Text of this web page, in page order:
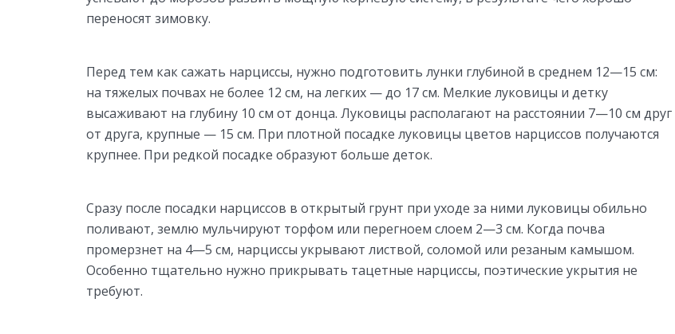
переносят зимовку.
Перед тем как сажать нарциссы, нужно подготовить лунки глубиной в среднем 12—15 см:
на тяжелых почвах не более 12 см, на легких — до 17 см. Мелкие луковицы и детку
высаживают на глубину 10 см от донца. Луковицы располагают на расстоянии 7—10 см друг
от друга, крупные — 15 см. При плотной посадке луковицы цветов нарциссов получаются
крупнее. При редкой посадке образуют больше деток.
Сразу после посадки нарциссов в открытый грунт при уходе за ними луковицы обильно
поливают, землю мульчируют торфом или перегноем слоем 2—3 см. Когда почва
промерзнет на 4—5 см, нарциссы укрывают листвой, соломой или резаным камышом.
Особенно тщательно нужно прикрывать тацетные нарциссы, поэтические укрытия не
требуют.